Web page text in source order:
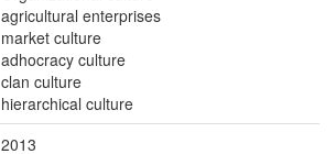
agricultural enterprises
market culture
adhocracy culture
clan culture
hierarchical culture
2013